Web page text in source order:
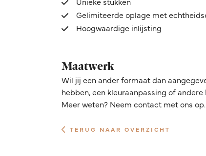
Gelimiteerde oplage met
Hoogwaardige inlijsting
Maatwerk
Wil jij een ander formaat dan
hebben, een kleuraanpassing of
Meer weten? Neem contact met ons op.
TERUG NAAR OVERZICHT